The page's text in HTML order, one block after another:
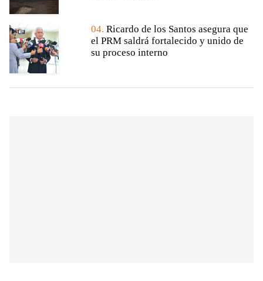
04. Ricardo de los Santos asegura que
el PRM saldrá fortalecido y unido de
su proceso interno